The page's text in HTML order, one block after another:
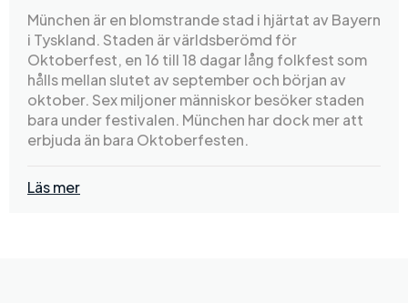
München är en blomstrande stad i hjärtat av Bayern
i Tyskland. Staden är världsberömd för
Oktoberfest, en 16 till 18 dagar lång folkfest som
hålls mellan slutet av september och början av
oktober. Sex miljoner människor besöker staden
bara under festivalen. München har dock mer att
erbjuda än bara Oktoberfesten.
Läs mer